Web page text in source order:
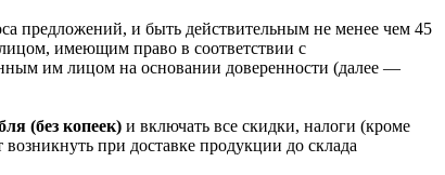
предложений, и быть действительным не менее чем 45
имеющим право в соответствии с
им лицом на основании доверенности (далее —
(без копеек) и включать все скидки, налоги (кроме
при доставке продукции до склада